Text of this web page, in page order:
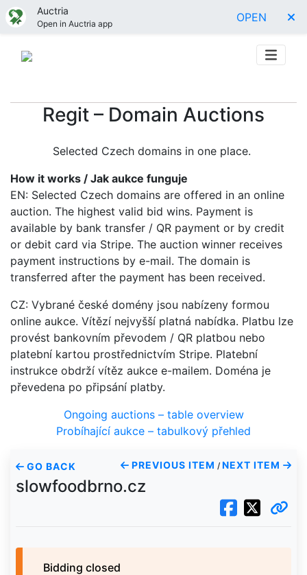
Auctria
Open in Auctria app OPEN
Regit – Domain Auctions
Selected Czech domains in one place.
How it works / Jak aukce funguje
EN: Selected Czech domains are offered in an online
auction. The highest valid bid wins. Payment is
available by bank transfer / QR payment or by credit
or debit card via Stripe. The auction winner receives
payment instructions by e-mail. The domain is
transferred after the payment has been received.
CZ: Vybrané české domény jsou nabízeny formou
online aukce. Vítězí nejvyšší platná nabídka. Platbu lze
provést bankovním převodem / QR platbou nebo
platební kartou prostřednictvím Stripe. Platební
instrukce obdrží vítěz aukce e-mailem. Doména je
převedena po připsání platby.
Ongoing auctions – table overview
Probíhající aukce – tabulkový přehled
GO BACK PREVIOUS ITEM / NEXT ITEM
slowfoodbrno.cz
Bidding closed